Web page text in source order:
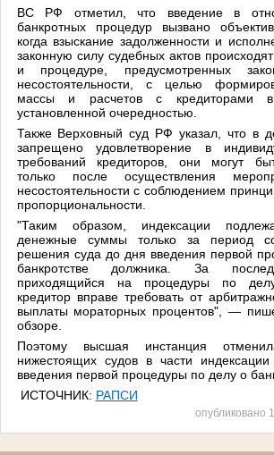
ВС РФ отметил, что введение в
банкротных процедур вызвано
когда взыскание задолженности и
законную силу судебных актов
и процедуре, предусмотренных
несостоятельности, с целью
массы и расчетов с кредиторами в
установленной очередностью.
Также Верховный суд РФ указал, что в
запрещено удовлетворение в
требований кредиторов, они могут
только после осуществления
несостоятельности с соблюдением
пропорциональности.
"Таким образом, индексации
денежные суммы только за период
решения суда до дня введения первой
банкротстве должника. За
приходящийся на процедуры по
кредитор вправе требовать от
выплаты мораторных процентов", —
обзоре.
Поэтому высшая инстанция
нижестоящих судов в части
введения первой процедуры по делу о
ИСТОЧНИК: РАПСИ
опубликовано